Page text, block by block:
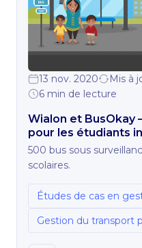
13 nov. 2020
Mis à
6 min de lecture
Wialon et BusOkay
pour les étudiants
500 bus sous
scolaires.
Études de cas en
Gestion du transport